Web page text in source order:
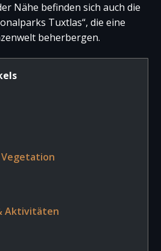
Nähe befinden sich auch die
Tuxtlas“, die eine
beherbergen.
Aktivitäten